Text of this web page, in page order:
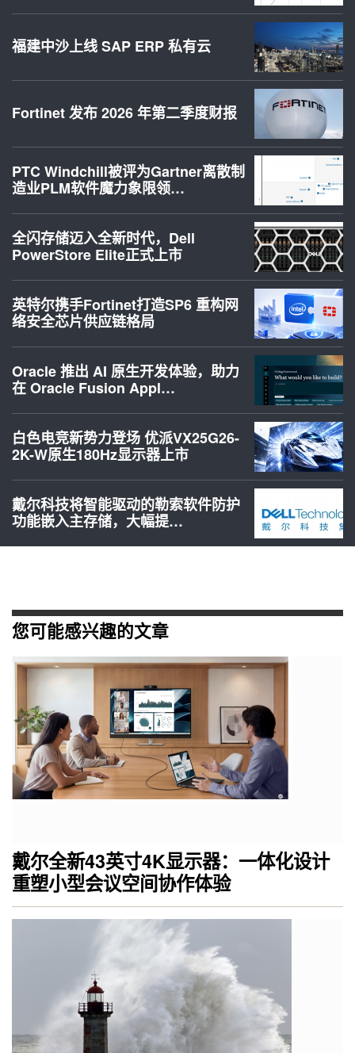
福建中沙上线 SAP ERP 私有云
Fortinet 发布 2026 年第二季度财报
PTC Windchill被评为Gartner离散制
造业PLM软件魔力象限领…
全闪存储迈入全新时代，Dell
PowerStore Elite正式上市
英特尔携手Fortinet打造SP6 重构网
络安全芯片供应链格局
Oracle 推出 AI 原生开发体验，助力
在 Oracle Fusion Appl…
白色电竞新势力登场 优派VX25G26-
2K-W原生180Hz显示器上市
戴尔科技将智能驱动的勒索软件防护
功能嵌入主存储，大幅提…
您可能感兴趣的文章
戴尔全新43英寸4K显示器：一体化设计
重塑小型会议空间协作体验